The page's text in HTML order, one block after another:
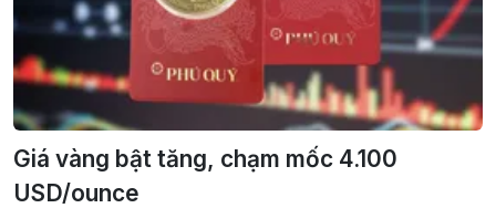
Giá vàng bật tăng, chạm mốc 4.100
USD/ounce